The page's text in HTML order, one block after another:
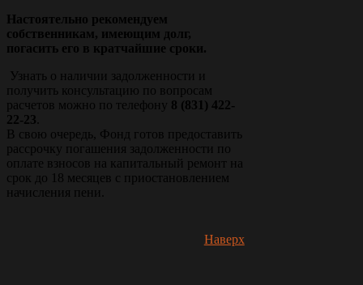
Настоятельно рекомендуем
собственникам, имеющим долг,
погасить его в кратчайшие сроки.
Узнать о наличии задолженности и
получить консультацию по вопросам
расчетов можно по телефону 8 (831) 422-
22-23
В свою очередь, Фонд готов предоставить
рассрочку погашения задолженности по
оплате взносов на капитальный ремонт на
срок до 18 месяцев с приостановлением
начисления пени.
Наверх